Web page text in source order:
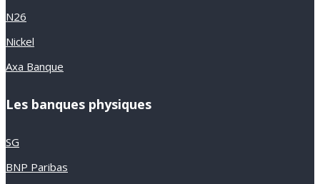
N26
Nickel
Axa Banque
Les banques physiques
SG
BNP Paribas